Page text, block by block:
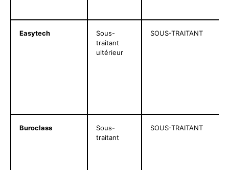
Easytech
Sous-
traitant
ultérieur
SOUS-TRAITANT
Buroclass
Sous-
traitant
SOUS-TRAITANT